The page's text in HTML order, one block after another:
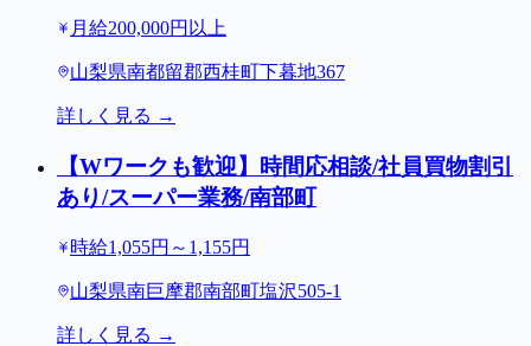
月給200,000円以上
山梨県南都留郡西桂町下暮地367
詳しく見る →
【Wワークも歓迎】時間応相談/社員買物割引
あり/スーパー業務/南部町
時給1,055円～1,155円
山梨県南巨摩郡南部町塩沢505-1
詳しく見る →